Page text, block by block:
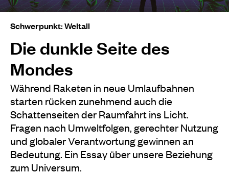
Schwerpunkt: Weltall
Die dunkle Seite des
Mondes
Während Raketen in neue Umlaufbahnen
starten rücken zunehmend auch die
Schattenseiten der Raumfahrt ins Licht.
Fragen nach Umweltfolgen, gerechter Nutzung
und globaler Verantwortung gewinnen an
Bedeutung. Ein Essay über unsere Beziehung
zum Universum.